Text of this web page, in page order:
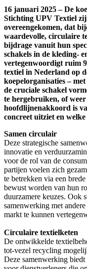
16 januari 2025 – De
Stichting UPV Textiel
overeengekomen, dat
waardevolle, circulaire
bijdrage vanuit hun
schakels in de kleding-
vertegenwoordigt ruim
textiel in Nederland op
koepelorganisaties –
de cruciale schakel
te hergebruiken, of
hoofdlijnenakkoord is
concreet uitziet en
Samen circulair
Deze strategische
innovatie en
voor de rol van de
partijen voelen zich
te betrekken via een
bewust worden van hun
duurzamere keuzes. Ook
samenwerking met
markt te kunnen
Circulaire textielketen
De ontwikkelde
tot-vezel recycling
Deze samenwerking